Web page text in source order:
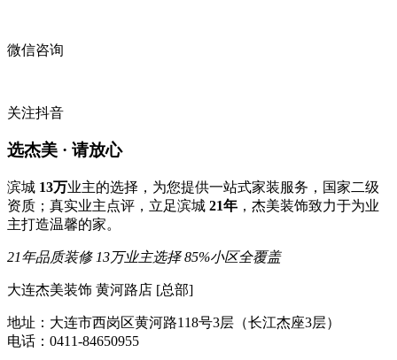
微信咨询
关注抖音
选杰美 · 请放心
滨城 13万业主的选择，为您提供一站式家装服务，国家二级
资质；真实业主点评，立足滨城 21年 ，杰美装饰致力于为业
主打造温馨的家。
21年品质装修 13万业主选择 85%小区全覆盖
大连杰美装饰 黄河路店 [总部]
地址：大连市西岗区黄河路118号3层（长江杰座3层）
电话：0411-84650955